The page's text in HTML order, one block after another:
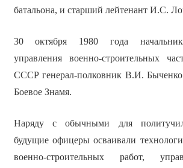
батальона, и старший лейтенант И.С.
30 октября 1980 года начальник
управления военно-строительных
СССР генерал-полковник В.И.
Боевое Знамя.
Наряду с обычными для
будущие офицеры осваивали
военно-строительных работ,